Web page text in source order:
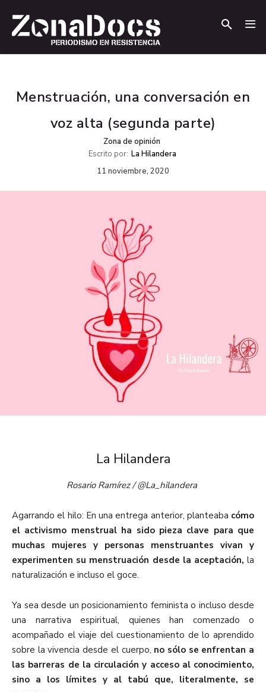
Menstruación, una conversación en
voz alta (segunda parte)
Zona de opinión
Escrito por: La Hilandera
11 noviembre, 2020
La Hilandera
Rosario Ramírez / @La_hilandera
Agarrando el hilo: En una entrega anterior, planteaba cómo
el activismo menstrual ha sido pieza clave para que
muchas mujeres y personas menstruantes vivan y
experimenten su menstruación desde la aceptación, la
naturalización e incluso el goce.
Ya sea desde un posicionamiento feminista o incluso desde
una narrativa espiritual, quienes han comenzado o
acompañado el viaje del cuestionamiento de lo aprendido
sobre la vivencia desde el cuerpo, no sólo se enfrentan a
las barreras de la circulación y acceso al conocimiento,
sino a los límites y al tabú que, literalmente, se